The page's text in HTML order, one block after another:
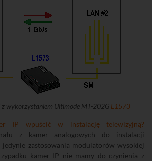
z wykorzystaniem Ultimode MT-202G L1573
IP wpuścić w instalację telewizyjną?
z kamer analogowych do instalacji
jedynie zastosowania modulatorów wysokiej
kamer IP nie mamy do czynienia z